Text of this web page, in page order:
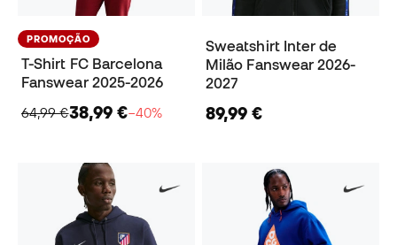
PROMOÇÃO
T-Shirt FC Barcelona
Fanswear 2025-2026
64,99 €38,99 €−40%
Sweatshirt Inter de
Milão Fanswear 2026-
2027
89,99 €